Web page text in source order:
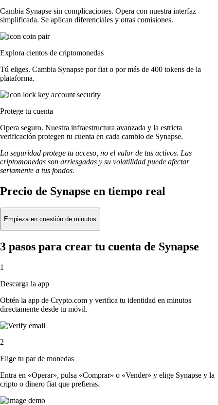
Cambia Synapse sin complicaciones. Opera con nuestra interfaz
simplificada. Se aplican diferenciales y otras comisiones.
Explora cientos de criptomonedas
Tú eliges. Cambia Synapse por fiat o por más de 400 tokens de la
plataforma.
Protege tu cuenta
Opera seguro. Nuestra infraestructura avanzada y la estricta
verificación protegen tu cuenta en cada cambio de Synapse.
La seguridad protege tu acceso, no el valor de tus activos. Las
criptomonedas son arriesgadas y su volatilidad puede afectar
seriamente a tus fondos.
Precio de Synapse en tiempo real
Empieza en cuestión de minutos
3 pasos para crear tu cuenta de Synapse
1
Descarga la app
Obtén la app de Crypto.com y verifica tu identidad en minutos
directamente desde tu móvil.
2
Elige tu par de monedas
Entra en «Operar», pulsa «Comprar» o «Vender» y elige Synapse y la
cripto o dinero fiat que prefieras.